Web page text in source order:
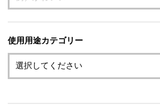
使用用途カテゴリー